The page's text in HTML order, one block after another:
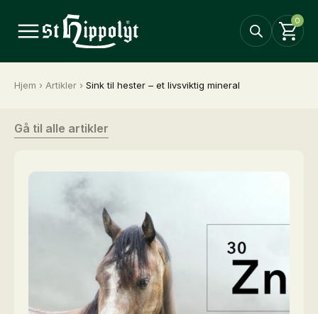
0
Hjem › Artikler › Sink til hester – et livsviktig mineral
Gå til alle artikler